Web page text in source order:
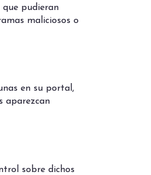
que pudieran
maliciosos o
en su portal,
aparezcan
sobre dichos